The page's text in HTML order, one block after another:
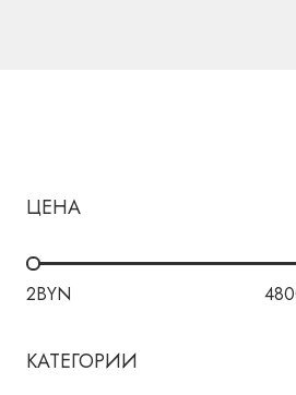
ЦЕНА
2BYN
КАТЕГОРИИ